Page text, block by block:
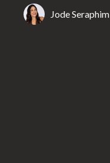
Jode Seraphim